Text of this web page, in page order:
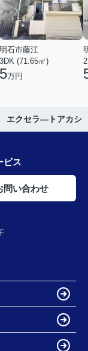
明石市藤江
3DK (71.65㎡)
5万円
エクセラ―トアカシ
ビス
問い合わせ